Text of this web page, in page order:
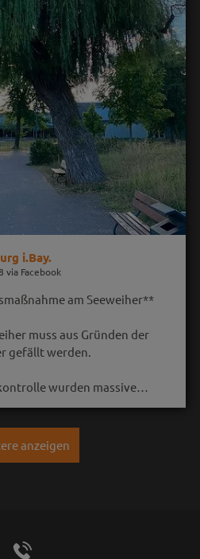
i.Bay.
via Facebook
am Seeweiher**
muss aus Gründen der
gefällt werden.
wurden massive…
anzeigen